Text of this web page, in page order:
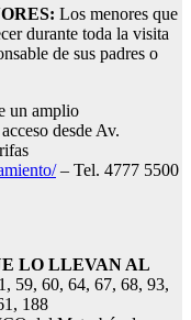
Los menores que
durante toda la visita
de sus padres o
un amplio
desde Av.
– Tel. 4777 5500
LO LLEVAN AL
59, 60, 64, 67, 68, 93,
188